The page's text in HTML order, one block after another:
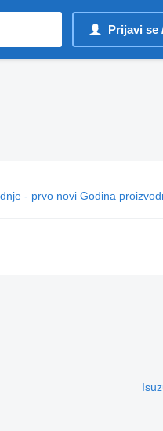
Prijavi se
- prvo novi Godina